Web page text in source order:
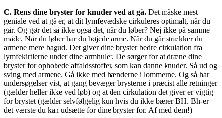
C. Rens dine bryster for knuder ved at gå. Det måske mest
geniale ved at gå er, at dit lymfevædske cirkuleres optimalt, når du
går. Og gør det så ikke også det, når du løber? Nej ikke på samme
måde. Når du løber har du bøjede arme. Når du går strækker du
armene mere bagud. Det giver dine bryster bedre cirkulation fra
lymfekirtlerne under dine armhuler. De sørger for at dræne dine
bryster for ophobede affaldsstoffer, som kan danne knuder. Så ud og
sving med armene. Gå ikke med hænderne i lommerne. Og så har
undersøgelser vist, at gang bevæger brysterne i præcist alle retninger
(gælder heller ikke ved løb) og at den cirkulation det giver er vigtig
for brystet (gælder selvfølgelig kun hvis du ikke bærer BH. Bh-er
det værste du kan udsætte for dine bryster for. Af med dem!)